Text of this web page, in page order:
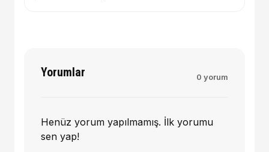
Yorumlar 0 yorum
Henüz yorum yapılmamış. İlk yorumu
sen yap!